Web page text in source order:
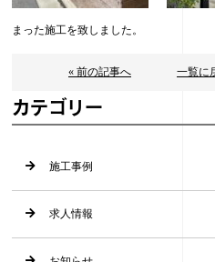
まった施工を致しました。
« 前の記事へ 一覧に
カテゴリー
施工事例
求人情報